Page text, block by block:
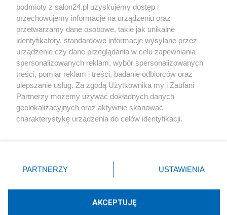
Społeczeństwo
Kultura
X Facebook Instagram Youtube
podmioty z salon24.pl uzyskujemy dostęp i
przechowujemy informacje na urządzeniu oraz
przetwarzamy dane osobowe, takie jak unikalne
identyfikatory, standardowe informacje wysyłane przez
urządzenie czy dane przeglądania w celu zapewniania
spersonalizowanych reklam, wybór spersonalizowanych
treści, pomiar reklam i treści, badanie odbiorców oraz
ulepszanie usług. Za zgodą Użytkownika my i Zaufani
Partnerzy możemy używać dokładnych danych
geolokalizacyjnych oraz aktywnie skanować
charakterystykę urządzenia do celów identyfikacji.
zmienić/wycofać klikając przycisk ustawień prywatności
znajdujący się w lewym dolnym rogu strony
rodzaje przetwarzania danych nie wymagają zgody
użytkownika, ale masz prawo sprzeciwić się takiemu
przetwarzaniu. Preferencje będą miały zastosowania tylko
PARTNERZY USTAWIENIA
AKCEPTUJĘ